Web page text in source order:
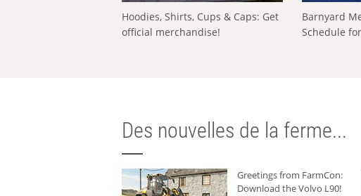
Hoodies, Shirts, Cups & Caps: Get
official merchandise!
Barnyard
Schedule
Des nouvelles de la ferme...
Greetings from FarmCon:
Download the Volvo L90!